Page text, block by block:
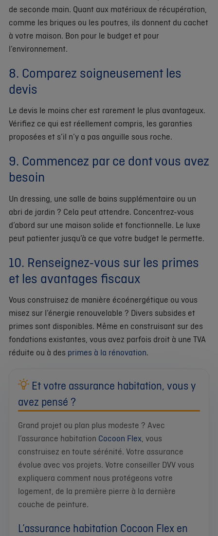
de seconde main. Quant aux matériaux de récupération,
comme les briques ou les poutres, ils donnent du cachet
à votre maison. Bon pour le budget et pour
l’environnement.
8. Comparez soigneusement les
devis
Le devis le moins cher est rarement le plus avantageux.
Vérifiez ce qui est réellement compris, les garanties
proposées et s’il n’y a pas anguille sous roche.
9. Commencez par ce dont vous avez
besoin
Un dressing, une salle de bains supplémentaire ou un
abri de jardin ? Cela peut attendre. Concentrez-vous
d’abord sur une maison solide et fonctionnelle. Le luxe
peut patienter jusqu’à ce que votre budget le permette.
10. Renseignez-vous sur les primes
et les avantages fiscaux
Vous construisez de manière écoénergétique ou vous
misez sur l’énergie renouvelable ? Divers subsides et
primes sont disponibles. Même en construisant sur des
fondations existantes, vous avez parfois droit à une TVA
réduite ou à des primes à la rénovation.
Et votre assurance habitation, vous y
avez pensé ?
Grand projet ou plan plus modeste ? Avec
l’assurance habitation Cocoon Flex , vous
construisez en toute sérénité. Votre assurance
évolue avec vos projets. Votre conseiller DVV vous
expliquera comment nous protégeons votre
logement, de la première pierre à la dernière
couche de peinture.
L’assurance habitation Cocoon Flex en